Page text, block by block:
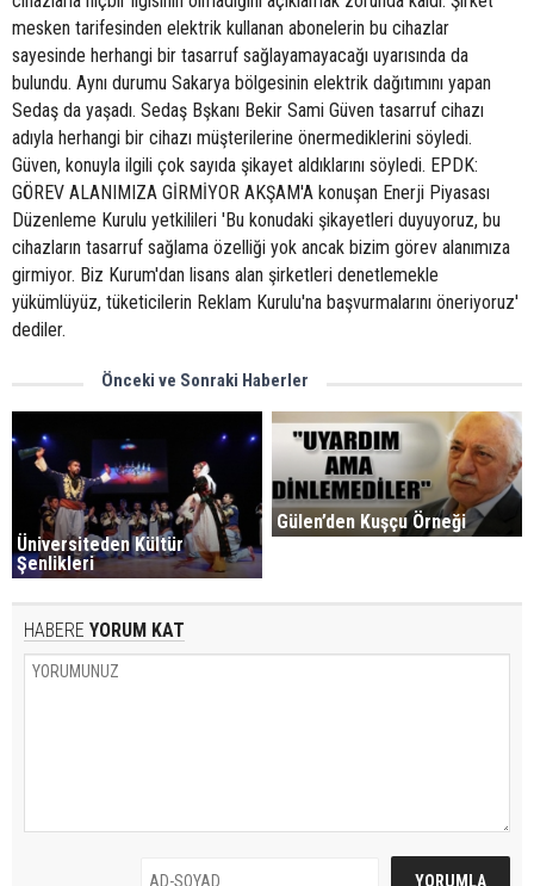
mesken tarifesinden elektrik kullanan abonelerin bu cihazlar
sayesinde herhangi bir tasarruf sağlayamayacağı uyarısında da
bulundu. Aynı durumu Sakarya bölgesinin elektrik dağıtımını yapan
Sedaş da yaşadı. Sedaş Bşkanı Bekir Sami Güven tasarruf cihazı
adıyla herhangi bir cihazı müşterilerine önermediklerini söyledi.
Güven, konuyla ilgili çok sayıda şikayet aldıklarını söyledi. EPDK:
GÖREV ALANIMIZA GİRMİYOR AKŞAM'A konuşan Enerji Piyasası
Düzenleme Kurulu yetkilileri 'Bu konudaki şikayetleri duyuyoruz, bu
cihazların tasarruf sağlama özelliği yok ancak bizim görev alanımıza
girmiyor. Biz Kurum'dan lisans alan şirketleri denetlemekle
yükümlüyüz, tüketicilerin Reklam Kurulu'na başvurmalarını öneriyoruz'
dediler.
Önceki ve Sonraki Haberler
Üniversiteden Kültür
Şenlikleri
Gülen’den Kuşçu Örneği
HABERE YORUM KAT